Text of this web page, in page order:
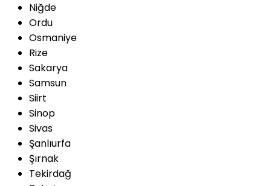
Niğde
Ordu
Osmaniye
Rize
Sakarya
Samsun
Siirt
Sinop
Sivas
Şanlıurfa
Şırnak
Tekirdağ